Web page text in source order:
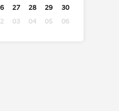
27 28 29
30
03 04 05 06